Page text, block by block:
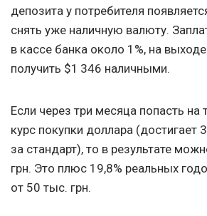
депозита у потребителя
снять уже наличную валюту.
в кассе банка около 1%, на
получить $1 346 наличными.
Если через три месяца попасть на
курс покупки доллара (достигает
за стандарт), то в результате
грн. Это плюс 19,8% реальных
от 50 тыс. грн.